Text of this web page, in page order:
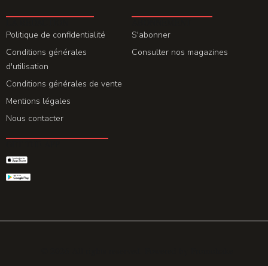
Politique de confidentialité
Conditions générales
d'utilisation
Conditions générales de vente
Mentions légales
Nous contacter
S'abonner
Consulter nos magazines